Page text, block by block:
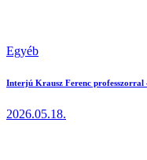
Egyéb
Interjú Krausz Ferenc
2026.05.18.